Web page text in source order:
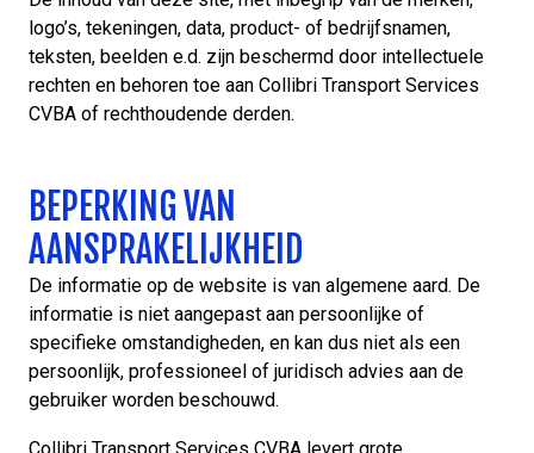
logo’s, tekeningen, data, product- of bedrijfsnamen,
teksten, beelden e.d. zijn beschermd door intellectuele
rechten en behoren toe aan Collibri Transport Services
CVBA of rechthoudende derden.
BEPERKING VAN
AANSPRAKELIJKHEID
De informatie op de website is van algemene aard. De
informatie is niet aangepast aan persoonlijke of
specifieke omstandigheden, en kan dus niet als een
persoonlijk, professioneel of juridisch advies aan de
gebruiker worden beschouwd.